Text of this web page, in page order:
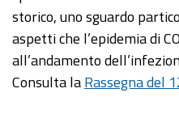
storico, uno sguardo
aspetti che l’epidemia di
all’andamento
Consulta laRassegna del